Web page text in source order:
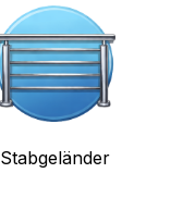
Stabgeländer